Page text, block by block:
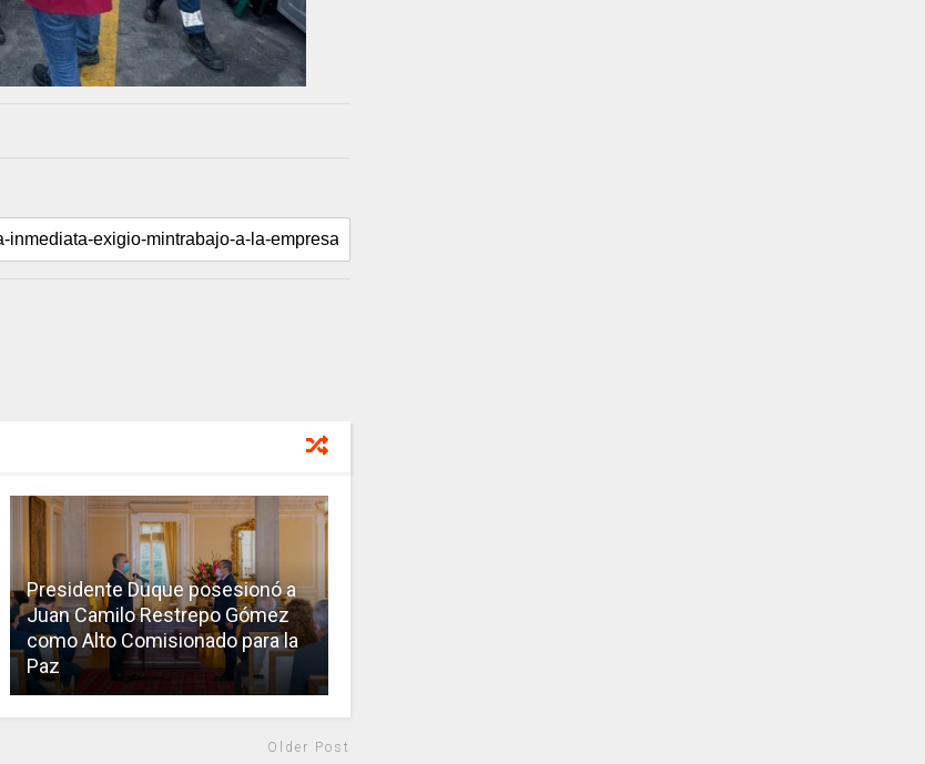
Presidente Duque posesionó a
Juan Camilo Restrepo Gómez
como Alto Comisionado para la
Paz
Older Post